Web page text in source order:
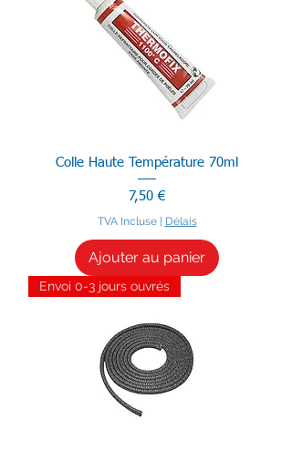
Colle Haute Température 70ml
Prix
7,50 €
TVA Incluse| Délais
Ajouter au panier
Envoi 0-3 jours ouvrés